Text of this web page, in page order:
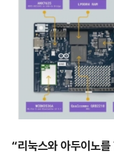
“리눅스와 아두이노